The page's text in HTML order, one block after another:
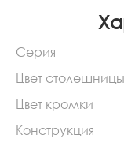
Серия
Цвет столешницы
Цвет кромки
Конструкция